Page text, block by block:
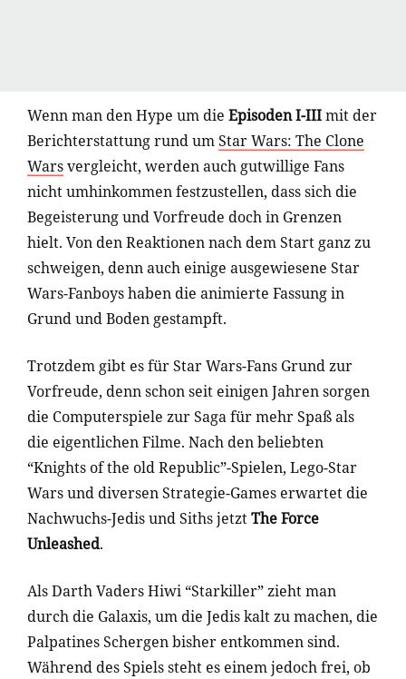
Wenn man den Hype um die Episoden I-IIImit der
Berichterstattung rund umStar Wars: The Clone
Warsvergleicht, werden auch gutwillige Fans
nicht umhinkommen festzustellen, dass sich die
Begeisterung und Vorfreude doch in Grenzen
hielt. Von den Reaktionen nach dem Start ganz zu
schweigen, denn auch einige ausgewiesene Star
Wars-Fanboys haben die animierte Fassung in
Grund und Boden gestampft.
Trotzdem gibt es für Star Wars-Fans Grund zur
Vorfreude, denn schon seit einigen Jahren sorgen
die Computerspiele zur Saga für mehr Spaß als
die eigentlichen Filme. Nach den beliebten
“Knights of the old Republic”-Spielen, Lego-Star
Wars und diversen Strategie-Games erwartet die
Nachwuchs-Jedis und Siths jetztThe Force
Unleashed.
Als Darth Vaders Hiwi “Starkiller” zieht man
durch die Galaxis, um die Jedis kalt zu machen, die
Palpatines Schergen bisher entkommen sind.
Während des Spiels steht es einem jedoch frei, ob